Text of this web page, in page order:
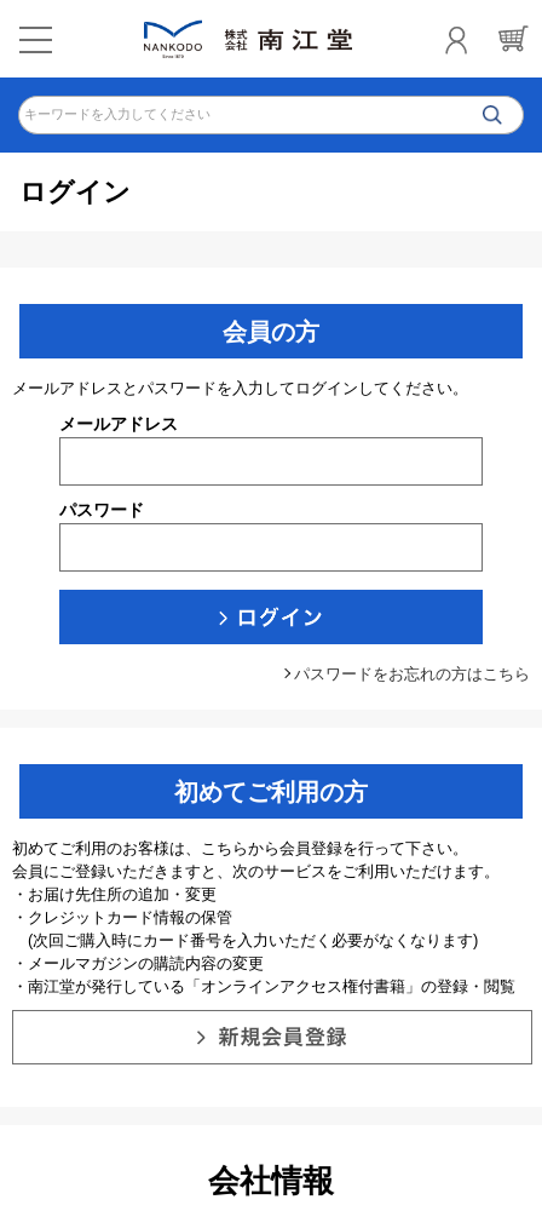
キーワードを入力してください
ログイン
会員の方
メールアドレスとパスワードを入力してログインしてください。
メールアドレス
パスワード
パスワードをお忘れの方はこちら
初めてご利用の方
初めてご利用のお客様は、こちらから会員登録を行って下さい。
会員にご登録いただきますと、次のサービスをご利用いただけます。
・お届け先住所の追加・変更
・クレジットカード情報の保管
(次回ご購入時にカード番号を入力いただく必要がなくなります)
・メールマガジンの購読内容の変更
・南江堂が発行している「オンラインアクセス権付書籍」の登録・閲覧
会社情報